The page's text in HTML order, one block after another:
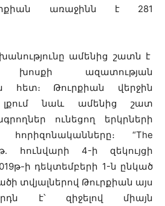
առաջինն է 281
ամենից շատն է
ազատության
հետ։ Թուրքիան վերջին
նաև ամենից շատ
ունեցող երկրների
“The
հունվարի 4-ի զեկույցի
ի դեկտեմբերի 1-ն ընկած
տվյալներով Թուրքիան այս
է՝ զիջելով միայն